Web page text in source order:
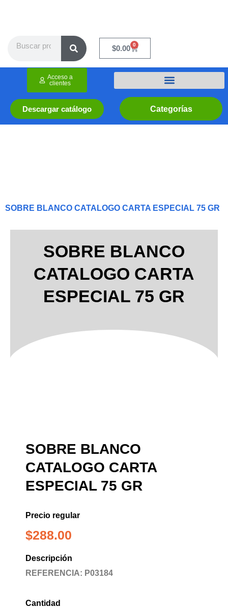
$0.00 0
Cart
Categorías
Descargar catálogo
Acceso a
clientes
SOBRE BLANCO CATALOGO CARTA ESPECIAL 75 GR
SOBRE BLANCO
CATALOGO CARTA
ESPECIAL 75 GR
SOBRE BLANCO
CATALOGO CARTA
ESPECIAL 75 GR
Precio regular
$288.00
Descripción
REFERENCIA: P03184
Cantidad